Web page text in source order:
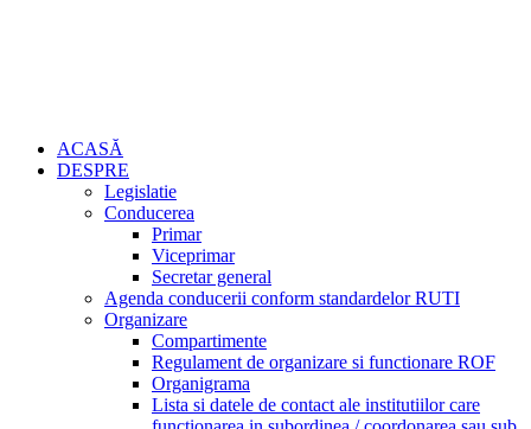
ACASĂ
DESPRE
Legislatie
Conducerea
Primar
Viceprimar
Secretar general
Agenda conducerii conform standardelor RUTI
Organizare
Compartimente
Regulament de organizare si functionare ROF
Organigrama
Lista si datele de contact ale institutiilor care